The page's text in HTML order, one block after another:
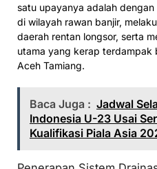
satu upayanya adalah
di wilayah rawan banjir,
daerah rentan longsor, serta
utama yang kerap terdampak
Aceh Tamiang.
Baca Juga : Jadwal
Indonesia U-23 Usai
Kualifikasi Piala Asia